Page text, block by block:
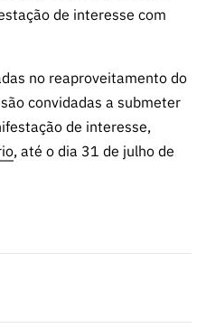
de interesse com
no reaproveitamento do
convidadas a submeter
de interesse,
, até o dia 31 de julho de